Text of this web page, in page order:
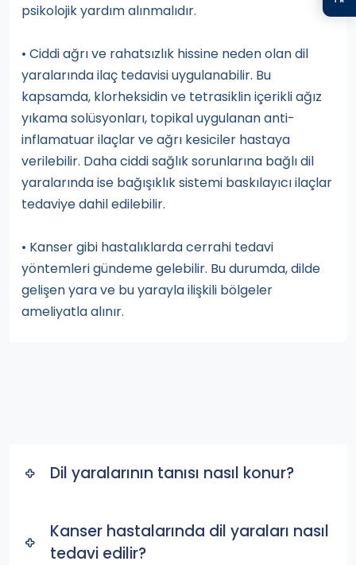
psikolojik yardım alınmalıdır.
• Ciddi ağrı ve rahatsızlık hissine neden olan dil
yaralarında ilaç tedavisi uygulanabilir. Bu
kapsamda, klorheksidin ve tetrasiklin içerikli ağız
yıkama solüsyonları, topikal uygulanan anti-
inflamatuar ilaçlar ve ağrı kesiciler hastaya
verilebilir. Daha ciddi sağlık sorunlarına bağlı dil
yaralarında ise bağışıklık sistemi baskılayıcı ilaçlar
tedaviye dahil edilebilir.
• Kanser gibi hastalıklarda cerrahi tedavi
yöntemleri gündeme gelebilir. Bu durumda, dilde
gelişen yara ve bu yarayla ilişkili bölgeler
ameliyatla alınır.
Dil yaralarının tanısı nasıl konur?
Kanser hastalarında dil yaraları nasıl
tedavi edilir?